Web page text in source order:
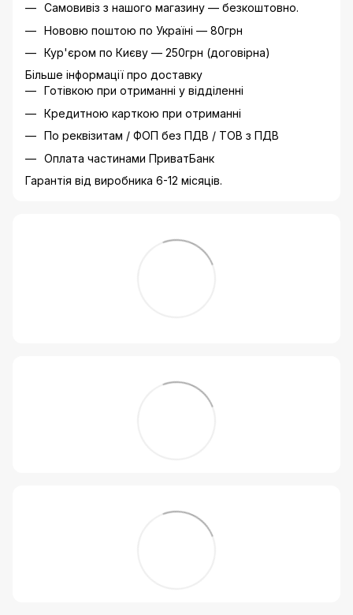
Самовивіз з нашого магазину — безкоштовно.
Нововю поштою по Україні — 80грн
Кур'єром по Києву — 250грн (договірна)
Більше інформації про доставку
Готівкою при отриманні у відділенні
Кредитною карткою при отриманні
По реквізитам / ФОП без ПДВ / ТОВ з ПДВ
Оплата частинами ПриватБанк
Гарантія від виробника 6-12 місяців.